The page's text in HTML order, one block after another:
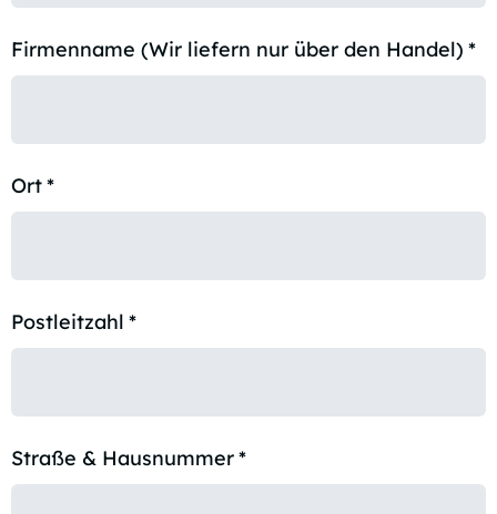
Firmenname (Wir liefern nur über den Handel) *
Ort*
Postleitzahl *
Straße & Hausnummer*